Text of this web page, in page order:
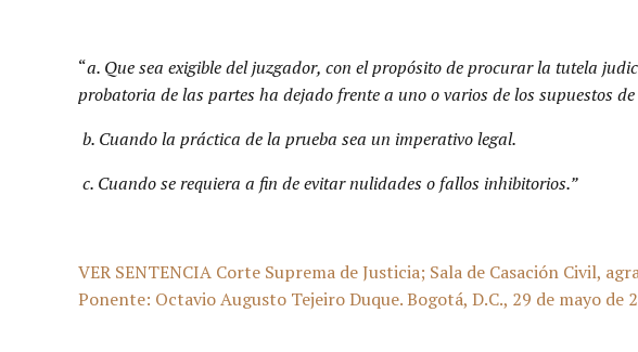
“a. Que sea exigible del juzgador, con el propósito de procurar la tutela
probatoria de las partes ha dejado frente a uno o varios de los supuestos
b. Cuando la práctica de la prueba sea un imperativo legal.
c. Cuando se requiera a fin de evitar nulidades o fallos inhibitorios.”
VER SENTENCIA Corte Suprema de Justicia; Sala de Casación Civil,
Ponente: Octavio Augusto Tejeiro Duque. Bogotá, D.C., 29 de mayo de